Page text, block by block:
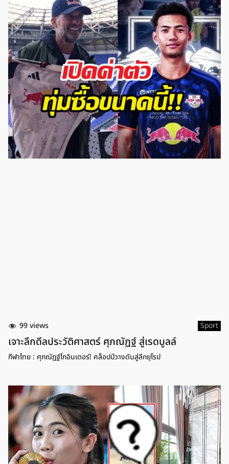
99 views Sport
เจาะลึกดีลประวัติศาสตร์ ศุภณัฏฐ์ สู่เรดบูลล์
กีฬาไทย : ศุภณัฏฐ์โกอินเตอร์! คล็อปป์วางดันสู่ลีกยุโรป